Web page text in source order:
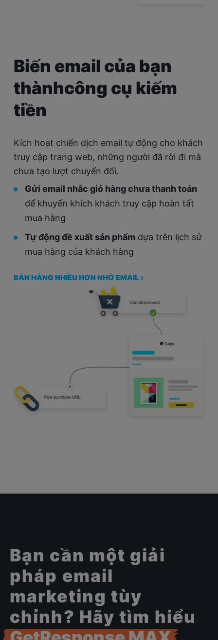
Biến email của bạn
thànhcông cụ kiếm
tiền
Kích hoạt chiến dịch email tự động cho khách
truy cập trang web, những người đã rời đi mà
chưa tạo lượt chuyển đổi.
Gửi email nhắc giỏ hàng chưa thanh toán
để khuyến khích khách truy cập hoàn tất
mua hàng
Tự động đề xuất sản phẩm dựa trên lịch sử
mua hàng của khách hàng
BÁN HÀNG NHIỀU HƠN NHỜ EMAIL ›
Bạn cần một giải
pháp email
marketing tùy
chỉnh? Hãy tìm hiểu